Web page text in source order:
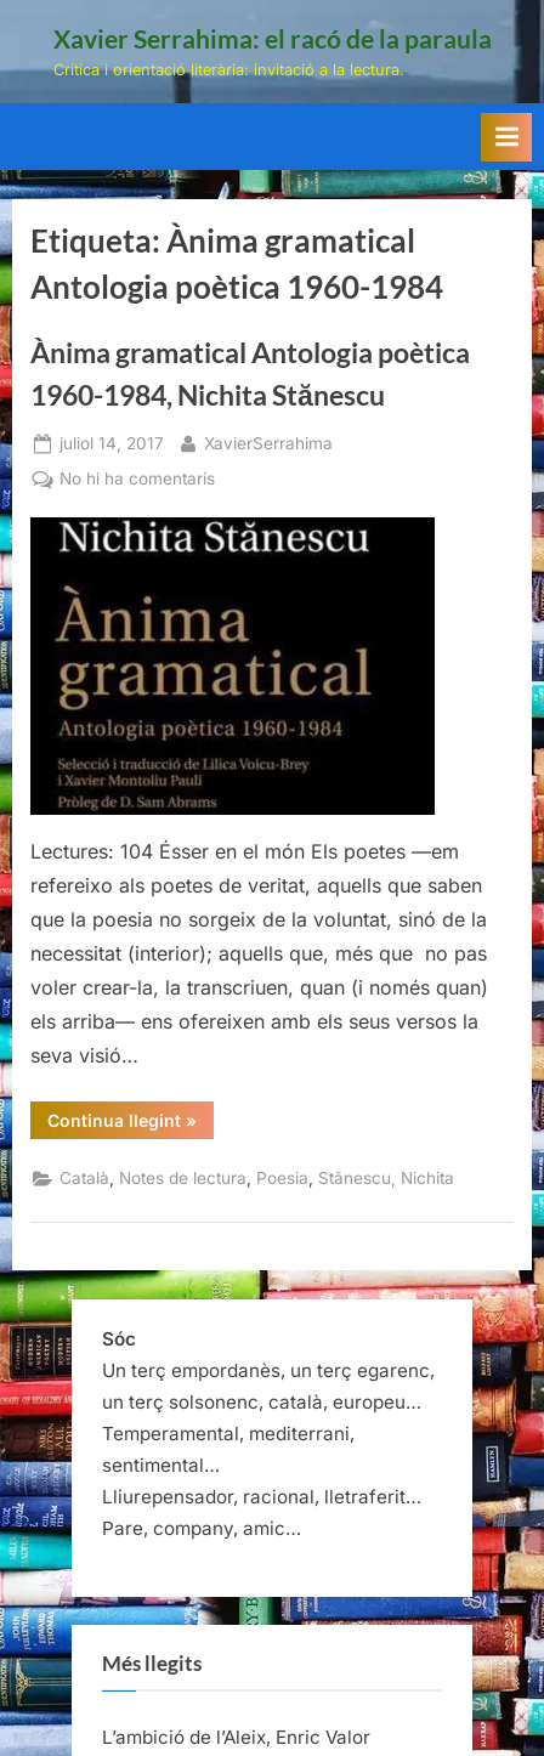
Xavier Serrahima: el racó de la paraula
Crítica i orientació literària: invitació a la lectura.
Etiqueta:Ànima gramatical
Antologia poètica 1960-1984
Ànima gramatical Antologia poètica
1960-1984, Nichita Stănescu
Posted
on
juliol 14, 2017 By
XavierSerrahima
No hi ha comentarisa
gramatical
Antologia
1960-
1984,
Nichita
Stănescu
Lectures: 104 Ésser en el món Els poetes —em
refereixo als poetes de veritat, aquells que saben
que la poesia no sorgeix de la voluntat, sinó de la
necessitat (interior); aquells que, més que no pas
voler crear-la, la transcriuen, quan (i només quan)
els arriba— ens ofereixen amb els seus versos la
seva visió…
Continua llegint“Ànima
gramatical
poètica
1960-
Nichita
»
Català Notes de lectura Poesia Stănescu, Nichita
Sóc
Un terç empordanès, un terç egarenc,
un terç solsonenc, català, europeu…
Temperamental, mediterrani,
sentimental…
Lliurepensador, racional, lletraferit…
Pare, company, amic…
Més llegits
L’ambició de l’Aleix, Enric Valor